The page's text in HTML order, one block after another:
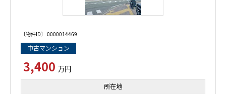
〔物件ID〕 0000014469
中古マンション
3,400 万円
所在地